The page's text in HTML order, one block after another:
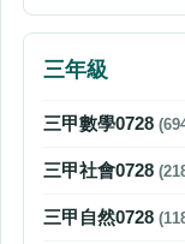
三年級
三甲數學0728
三甲社會0728
三甲自然0728